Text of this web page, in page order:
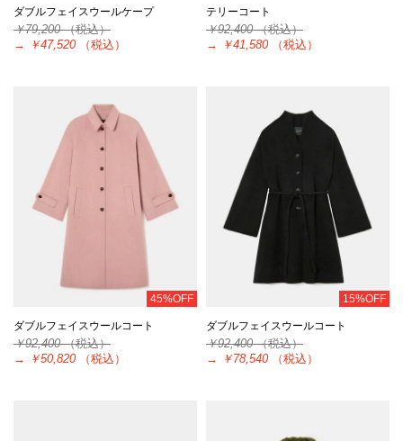
ダブルフェイスウールケープ
￥79,200（税込）
→
￥47,520 （税込）
テリーコート
￥92,400（税込）
→
￥41,580 （税込）
45%OFF
ダブルフェイスウールコート
￥92,400（税込）
→
￥50,820 （税込）
15%OFF
ダブルフェイスウールコート
￥92,400（税込）
→
￥78,540 （税込）